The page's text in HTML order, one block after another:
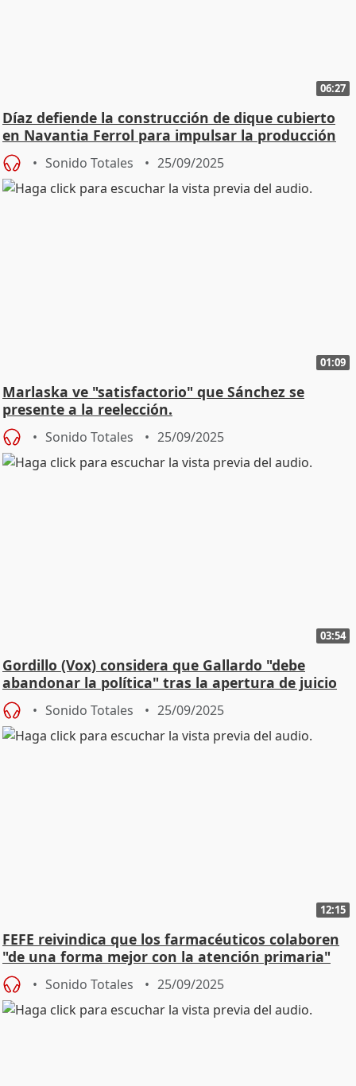
06:27
Díaz defiende la construcción de dique cubierto
en Navantia Ferrol para impulsar la producción
Sonido Totales 25/09/2025
01:09
Marlaska ve "satisfactorio" que Sánchez se
presente a la reelección.
Sonido Totales 25/09/2025
03:54
Gordillo (Vox) considera que Gallardo "debe
abandonar la política" tras la apertura de juicio
Sonido Totales 25/09/2025
12:15
FEFE reivindica que los farmacéuticos colaboren
"de una forma mejor con la atención primaria"
Sonido Totales 25/09/2025